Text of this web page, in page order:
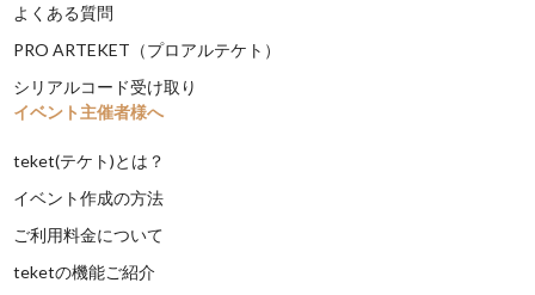
よくある質問
PRO ARTEKET（プロアルテケト）
シリアルコード受け取り
イベント主催者様へ
teket(テケト)とは？
イベント作成の方法
ご利用料金について
teketの機能ご紹介